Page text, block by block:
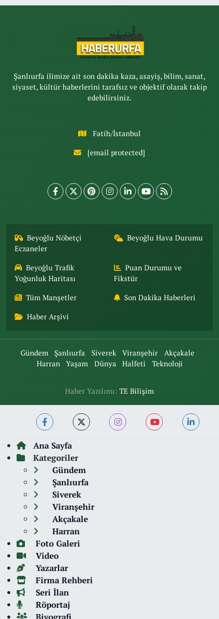
Şanlıurfa ilimize ait son dakika kaza, asayiş, bilim, sanat,
siyaset, kültür haberlerini tarafsız ve objektif olarak takip
edebilirsiniz.
Fatih/İstanbul
[email protected]
Beyoğlu Nöbetçi
Eczaneler
Beyoğlu Hava Durumu
Beyoğlu Trafik
Yoğunluk Haritası
Puan Durumu ve
Fikstür
Tüm Manşetler Son Dakika Haberleri
Haber Arşivi
Gündem Şanlıurfa Siverek Viranşehir
Akçakale
Harran
Yaşam Dünya Halfeti Teknoloji
Haber Yazılımı: TE Bilişim
Ana Sayfa
Kategoriler
Gündem
Şanlıurfa
Siverek
Viranşehir
Akçakale
Harran
Foto Galeri
Video
Yazarlar
Firma Rehberi
Seri İlan
Röportaj